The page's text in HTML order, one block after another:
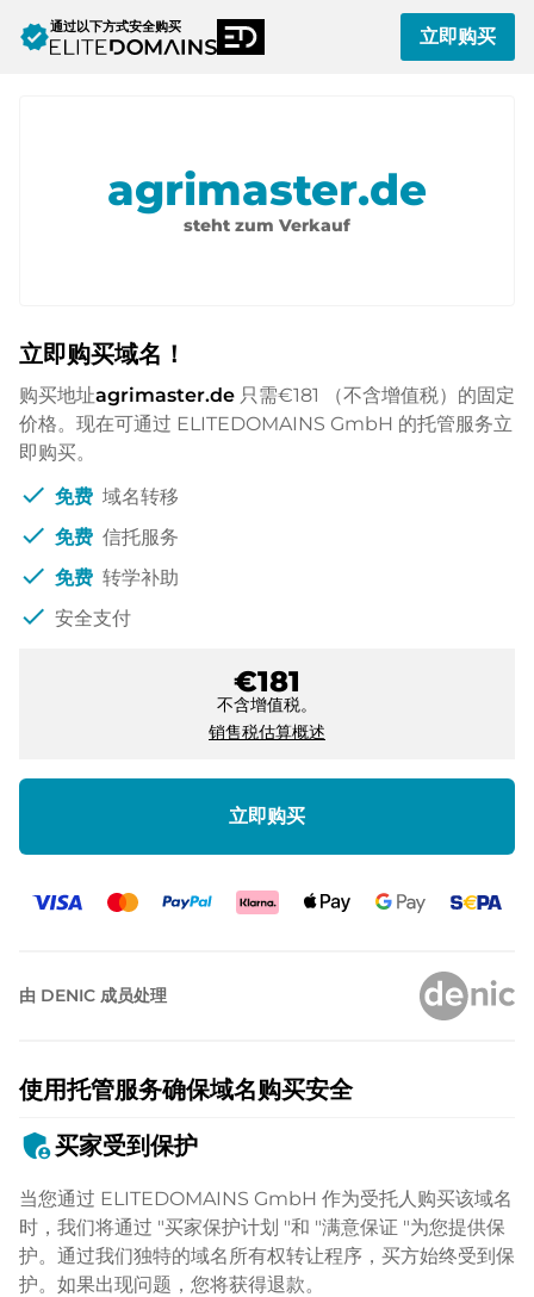
verified通过以下方式安全购买 立即购买
agrimaster.de
steht zum Verkauf
立即购买域名！
购买地址agrimaster.de 只需€181
（不含增值税）的固定
价格。现在可通过 ELITEDOMAINS GmbH 的托管服务立
即购买。
check 免费 域名转移
check 免费 信托服务
check 免费 转学补助
check 安全支付
€181
不含增值税。
销售税估算概述
立即购买
由 DENIC 成员处理
使用托管服务确保域名购买安全
admin_panel_settings买家受到保护
当您通过 ELITEDOMAINS GmbH 作为受托人购买该域名
时，我们将通过 "买家保护计划 "和 "满意保证 "为您提供保
护。通过我们独特的域名所有权转让程序，买方始终受到保
护。如果出现问题，您将获得退款。